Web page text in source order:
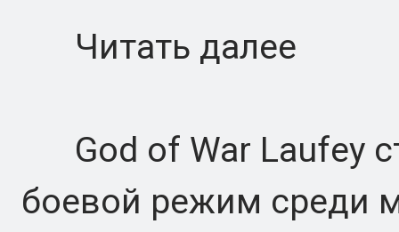
Читать далее
God of War Laufey
боевой режим среди